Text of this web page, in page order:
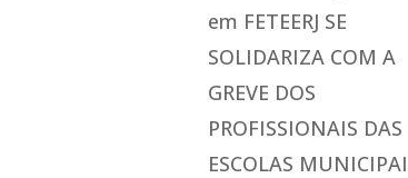
em FETEERJ SE
SOLIDARIZA COM A
GREVE DOS
PROFISSIONAIS DAS
ESCOLAS